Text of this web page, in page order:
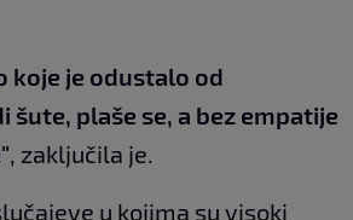
koje je odustalo od
šute, plaše se, a bez empatije
, zaključila je.
u kojima su visoki